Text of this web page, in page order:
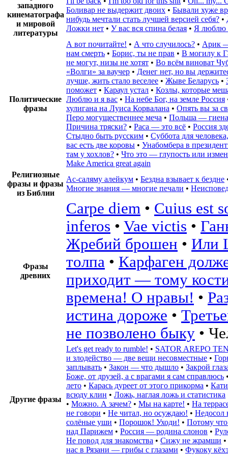
западного
кинематографа
и мировой
литературы
Боливар не выдержит двоих • Бывали хуже
нибудь мечтали стать лучшей версией себя? •
Ложки нет • У вас вся спина белая • Я люблю
Политические
фразы
А вот почитайте! • А что случилось? • Арик
нам смерть • Борис, ты не прав • В могилу к
не могут, низы не хотят • Во всём виноват
«Волги» за ваучер • Денег нет, но вы
лучше, жить стало веселее • Жыве Беларусь •
поможет • Караул устал • Козлы, которые
Люблю и я вас • На небе Бог, на земле Россия
хулигана на Луиса Корвалана • Опять вы за
Перо могущественнее меча • Польша —
Причина тряски? • Раса — это всё • Россия
Стыдно быть русским • Суббота для
вас есть две коровы • Унабомбера в
там у хохлов? • Что это — глупость или
Make America great again
Религиозные
фразы и фразы
из Библии
Ас-саляму алейкум • Бездна взывает к бездне
Многие знания — многие печали •
Фразы
древних
Carpe diem • Cuius est
inferos • Vae victis •
Жребий брошен • Или
толпа • Карфаген
приходит — тому
времена! О нравы! •
истина дороже •
не позволено быку •
Другие фразы
Let's get ready to rumble! • SATOR AREPO
и злодейство — две вещи несовместные •
заплывать • Закон — что дышло • Закрой
Боже, от друзей, а с врагами я сам справлюсь
лето • Карась дуреет от этого прикорма •
всюду клин • Ложь, наглая ложь и статистика
• Можно. А зачем? • Мы на карте! • На
не говори • Не читал, но осуждаю! • Недосол
солёные уши • Порошок! Уходи! • Потому что
над Парижем • Россия — родина слонов •
Не повод для знакомства • Сижу не жрамши •
нас в Рязани — грибы с глазами • Фукоку